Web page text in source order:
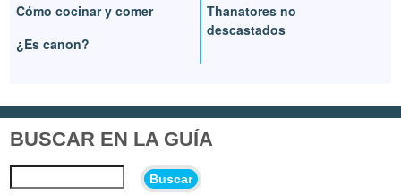
Cómo cocinar y comer
¿Es canon?
Thanatores no
descastados
BUSCAR EN LA GUÍA
Buscar